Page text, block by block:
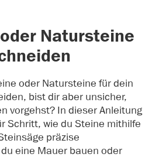
Natursteine
oder Natursteine für dein
bist dir aber unsicher,
vorgehst? In dieser Anleitung
Schritt, wie du Steine mithilfe
präzise
eine Mauer bauen oder